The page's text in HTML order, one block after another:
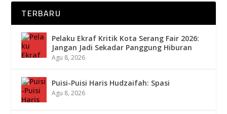
TERBARU
Pelaku Ekraf Kritik Kota Serang Fair 2026:
Jangan Jadi Sekadar Panggung Hiburan
Agu 8, 2026
Puisi-Puisi Haris Hudzaifah: Spasi
Agu 8, 2026